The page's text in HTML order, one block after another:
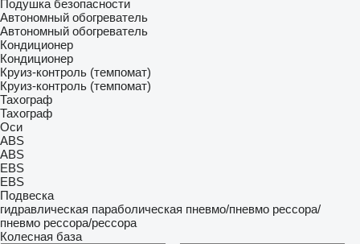
Подушка безопасности
Автономный обогреватель
Автономный обогреватель
Кондиционер
Кондиционер
Круиз-контроль (темпомат)
Круиз-контроль (темпомат)
Тахограф
Тахограф
Оси
ABS
ABS
EBS
EBS
Подвеска
гидравлическая параболическая пневмо/пневмо рессора/
пневмо рессора/рессора
Колесная база